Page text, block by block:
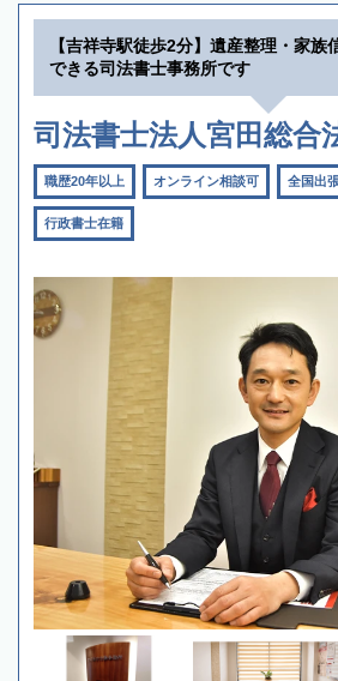
【吉祥寺駅徒歩2分】遺産整理・家族
できる司法書士事務所です
司法書士法人宮田総合
職歴20年以上 オンライン相談可 全国出
行政書士在籍